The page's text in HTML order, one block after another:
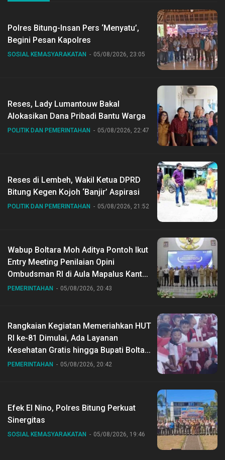
Polres Bitung-Insan Pers ‘Menyatu’,
Begini Pesan Kapolres
SOSIAL KEMASYARAKATAN 05/08/2026, 23:05
Reses, Lady Lumantouw Bakal
Alokasikan Dana Pribadi Bantu Warga
POLITIK DAN PEMERINTAHAN 05/08/2026, 22:47
Reses di Lembeh, Wakil Ketua DPRD
Bitung Kegen Kojoh ‘Banjir’ Aspirasi
POLITIK DAN PEMERINTAHAN 05/08/2026, 21:52
Wabup Boltara Moh Aditya Pontoh Ikut
Entry Meeting Penilaian Opini
Ombudsman RI di Aula Mapalus Kantur
Gubernur Sulut
PEMERINTAHAN 05/08/2026, 20:43
Rangkaian Kegiatan Memeriahkan HUT
RI ke-81 Dimulai, Ada Layanan
Kesehatan Gratis hingga Bupati Boltara
Dr Sirajudin Lasena Ikut Jalan Sehat
PEMERINTAHAN 05/08/2026, 20:42
Efek El Nino, Polres Bitung Perkuat
Sinergitas
SOSIAL KEMASYARAKATAN 05/08/2026, 19:46